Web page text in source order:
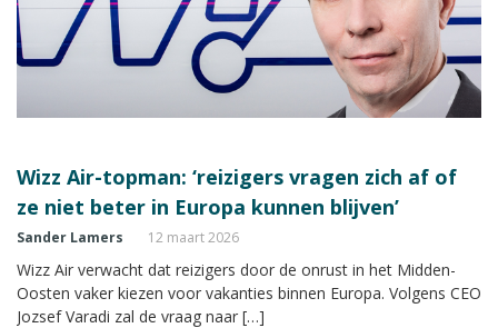
Wizz Air-topman: ‘reizigers vragen zich af of
ze niet beter in Europa kunnen blijven’
Sander Lamers 12 maart 2026
Wizz Air verwacht dat reizigers door de onrust in het Midden-
Oosten vaker kiezen voor vakanties binnen Europa. Volgens CEO
Jozsef Varadi zal de vraag naar […]